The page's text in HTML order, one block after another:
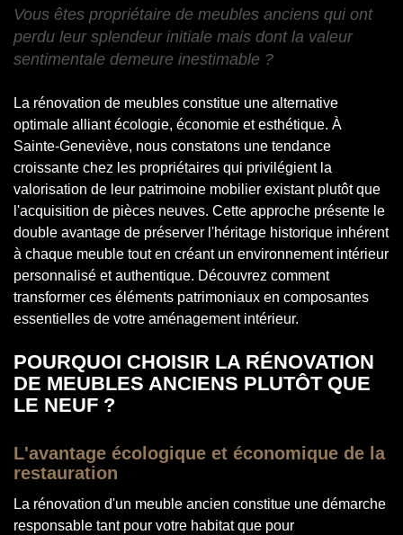
Vous êtes propriétaire de meubles anciens qui ont
perdu leur splendeur initiale mais dont la valeur
sentimentale demeure inestimable ?
La rénovation de meubles constitue une alternative
optimale alliant écologie, économie et esthétique. À
Sainte-Geneviève, nous constatons une tendance
croissante chez les propriétaires qui privilégient la
valorisation de leur patrimoine mobilier existant plutôt que
l'acquisition de pièces neuves. Cette approche présente le
double avantage de préserver l'héritage historique inhérent
à chaque meuble tout en créant un environnement intérieur
personnalisé et authentique. Découvrez comment
transformer ces éléments patrimoniaux en composantes
essentielles de votre aménagement intérieur.
POURQUOI CHOISIR LA RÉNOVATION
DE MEUBLES ANCIENS PLUTÔT QUE
LE NEUF ?
L'avantage écologique et économique de la
restauration
La rénovation d'un meuble ancien constitue une démarche
responsable tant pour votre habitat que pour